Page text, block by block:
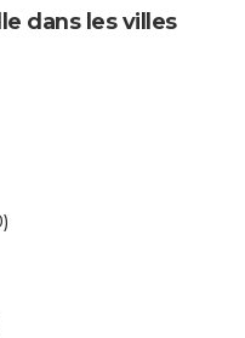
dans les villes